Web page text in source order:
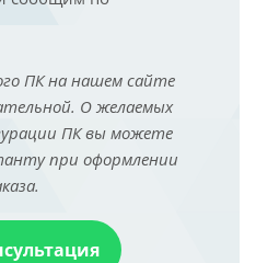
ПК на нашем сайте
О желаемых
ПК вы можете
при оформлении